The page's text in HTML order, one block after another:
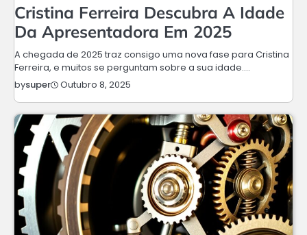
Cristina Ferreira Descubra A Idade
Da Apresentadora Em 2025
A chegada de 2025 traz consigo uma nova fase para Cristina
Ferreira, e muitos se perguntam sobre a sua idade.…
bysuper Outubro 8, 2025